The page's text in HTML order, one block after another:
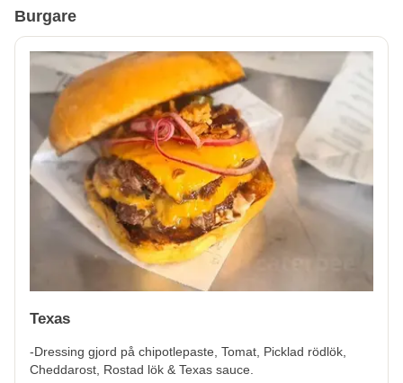
Burgare
Texas
-Dressing gjord på chipotlepaste, Tomat, Picklad rödlök,
Cheddarost, Rostad lök & Texas sauce.